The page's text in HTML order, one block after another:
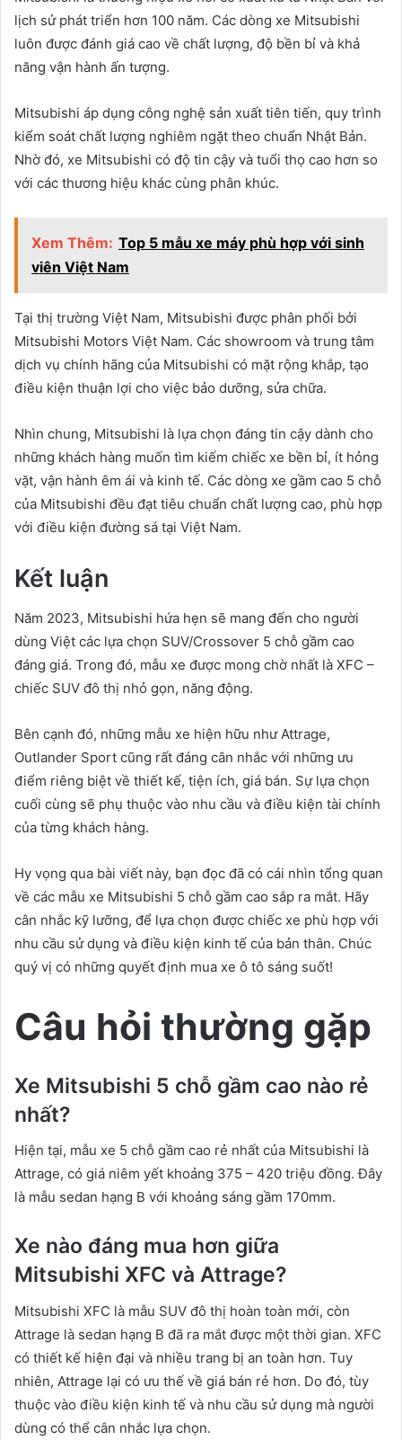
lịch sử phát triển hơn 100 năm. Các dòng xe Mitsubishi
luôn được đánh giá cao về chất lượng, độ bền bỉ và khả
năng vận hành ấn tượng.
Mitsubishi áp dụng công nghệ sản xuất tiên tiến, quy trình
kiểm soát chất lượng nghiêm ngặt theo chuẩn Nhật Bản.
Nhờ đó, xe Mitsubishi có độ tin cậy và tuổi thọ cao hơn so
với các thương hiệu khác cùng phân khúc.
Xem Thêm: Top 5 mẫu xe máy phù hợp với sinh
viên Việt Nam
Tại thị trường Việt Nam, Mitsubishi được phân phối bởi
Mitsubishi Motors Việt Nam. Các showroom và trung tâm
dịch vụ chính hãng của Mitsubishi có mặt rộng khắp, tạo
điều kiện thuận lợi cho việc bảo dưỡng, sửa chữa.
Nhìn chung, Mitsubishi là lựa chọn đáng tin cậy dành cho
những khách hàng muốn tìm kiếm chiếc xe bền bỉ, ít hỏng
vặt, vận hành êm ái và kinh tế. Các dòng xe gầm cao 5 chỗ
của Mitsubishi đều đạt tiêu chuẩn chất lượng cao, phù hợp
với điều kiện đường sá tại Việt Nam.
Kết luận
Năm 2023, Mitsubishi hứa hẹn sẽ mang đến cho người
dùng Việt các lựa chọn SUV/Crossover 5 chỗ gầm cao
đáng giá. Trong đó, mẫu xe được mong chờ nhất là XFC –
chiếc SUV đô thị nhỏ gọn, năng động.
Bên cạnh đó, những mẫu xe hiện hữu như Attrage,
Outlander Sport cũng rất đáng cân nhắc với những ưu
điểm riêng biệt về thiết kế, tiện ích, giá bán. Sự lựa chọn
cuối cùng sẽ phụ thuộc vào nhu cầu và điều kiện tài chính
của từng khách hàng.
Hy vọng qua bài viết này, bạn đọc đã có cái nhìn tổng quan
về các mẫu xe Mitsubishi 5 chỗ gầm cao sắp ra mắt. Hãy
cân nhắc kỹ lưỡng, để lựa chọn được chiếc xe phù hợp với
nhu cầu sử dụng và điều kiện kinh tế của bản thân. Chúc
quý vị có những quyết định mua xe ô tô sáng suốt!
Câu hỏi thường gặp
Xe Mitsubishi 5 chỗ gầm cao nào rẻ
nhất?
Hiện tại, mẫu xe 5 chỗ gầm cao rẻ nhất của Mitsubishi là
Attrage, có giá niêm yết khoảng 375 – 420 triệu đồng. Đây
là mẫu sedan hạng B với khoảng sáng gầm 170mm.
Xe nào đáng mua hơn giữa
Mitsubishi XFC và Attrage?
Mitsubishi XFC là mẫu SUV đô thị hoàn toàn mới, còn
Attrage là sedan hạng B đã ra mắt được một thời gian. XFC
có thiết kế hiện đại và nhiều trang bị an toàn hơn. Tuy
nhiên, Attrage lại có ưu thế về giá bán rẻ hơn. Do đó, tùy
thuộc vào điều kiện kinh tế và nhu cầu sử dụng mà người
dùng có thể cân nhắc lựa chọn.